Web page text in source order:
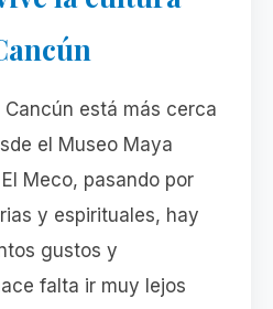
está más cerca
el Museo Maya
Meco, pasando por
y espirituales, hay
gustos y
falta ir muy lejos